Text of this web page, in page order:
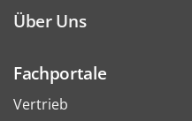
Über Uns
Fachportale
Vertrieb